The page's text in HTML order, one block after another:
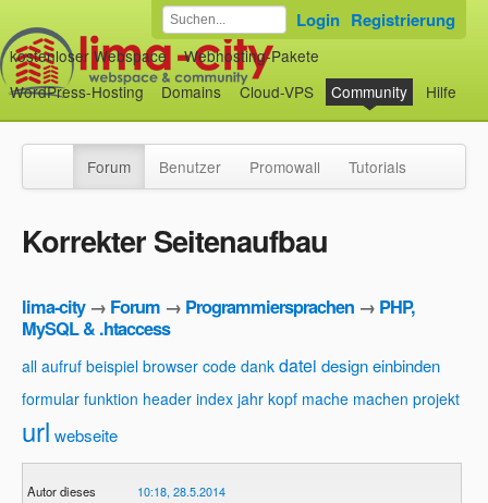
kostenloser Webspace
Webhosting-Pakete
WordPress-Hosting
Domains Cloud-VPS Community Hilfe
Login Registrierung
Forum Benutzer Promowall Tutorials
Korrekter Seitenaufbau
lima-city→ Forum → Programmiersprachen → PHP,
MySQL & .htaccess
all aufruf beispiel browser code dank datei designeinbinden
formular funktion header index jahr kopf mache machen projekt
url webseite
Autor dieses
10:18, 28.5.2014